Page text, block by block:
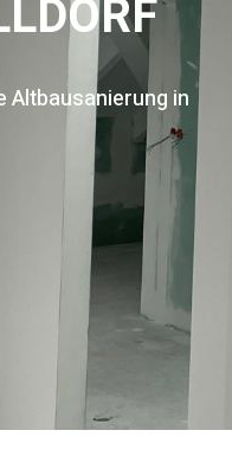
Altbausanierung in